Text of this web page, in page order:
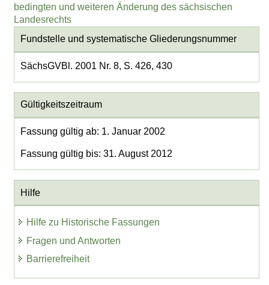
bedingten und weiteren Änderung des sächsischen
Landesrechts
Fundstelle und systematische Gliederungsnummer
SächsGVBl. 2001 Nr. 8, S. 426, 430
Gültigkeitszeitraum
Fassung gültig ab: 1. Januar 2002
Fassung gültig bis: 31. August 2012
Hilfe
Hilfe zu Historische Fassungen
Fragen und Antworten
Barrierefreiheit